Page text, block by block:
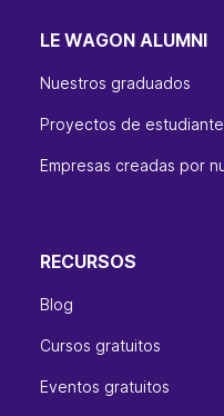
LE WAGON ALUMNI
Nuestros graduados
Proyectos de
Empresas creadas por
RECURSOS
Blog
Cursos gratuitos
Eventos gratuitos